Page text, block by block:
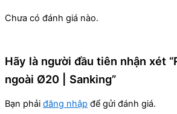
Chưa có đánh giá nào.
Hãy là người đầu tiên nhận xét
ngoài Ø20 | Sanking”
Bạn phải đăng nhập để gửi đánh giá.